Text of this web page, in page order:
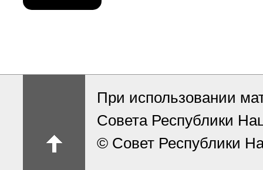
При использовании
Совета Республики
© Совет Республики